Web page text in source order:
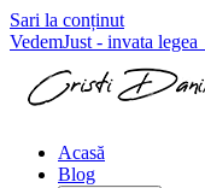
Sari la conținut
VedemJust - invata legea
Acasă
Blog